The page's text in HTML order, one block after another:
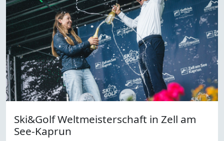
Ski&Golf Weltmeisterschaft in Zell am
See-Kaprun